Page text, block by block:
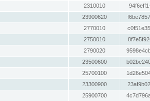
2310010
23900620
2770010
2750010
2790020
23500600
25700100
23300900
25900700